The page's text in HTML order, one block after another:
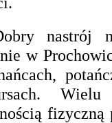
nastrój
w